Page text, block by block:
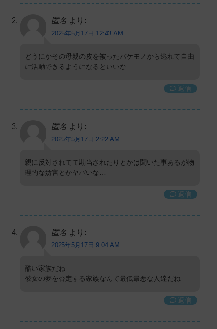
匿名 より:
2025年5月17日 12:43 AM
どうにかその母親の皮を被ったバケモノから逃れて自由
に活動できるようになるといいな…
返信
匿名 より:
2025年5月17日 2:22 AM
親に反対されてて勘当されたりとかは聞いた事あるが物
理的な妨害とかヤバいな…
返信
匿名 より:
2025年5月17日 9:04 AM
酷い家族だね
彼女の夢を否定する家族なんて最低最悪な人達だね
返信